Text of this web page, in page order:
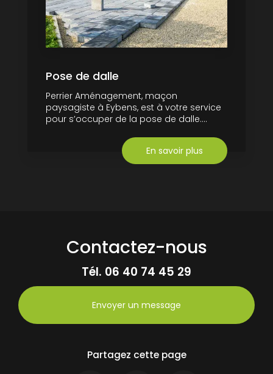
Pose de dalle
Perrier Aménagement, maçon
paysagiste à Eybens, est à votre service
pour s’occuper de la pose de dalle....
En savoir plus
Contactez-nous
Tél. 06 40 74 45 29
Envoyer un message
Partagez cette page